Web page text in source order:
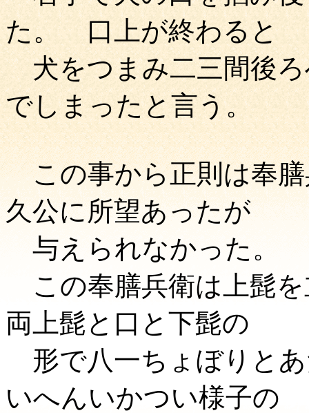
た。 口上が終わると
犬をつまみ二三間後ろ
でしまったと言う。
この事から正則は奉膳
久公に所望あったが
与えられなかった。
この奉膳兵衛は上髭
両上髭と口と下髭の
形で八一ちょぼりと
いへんいかつい様子の